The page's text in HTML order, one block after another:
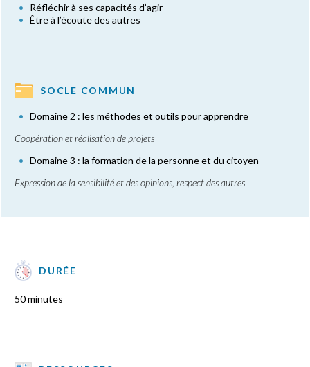
Réfléchir à ses capacités d’agir
Être à l’écoute des autres
SOCLE COMMUN
Domaine 2 : les méthodes et outils pour apprendre
Coopération et réalisation de projets
Domaine 3 : la formation de la personne et du citoyen
Expression de la sensibilité et des opinions, respect des autres
DURÉE
50 minutes